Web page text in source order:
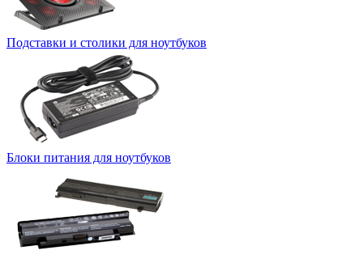
Подставки и столики для ноутбуков
Блоки питания для ноутбуков